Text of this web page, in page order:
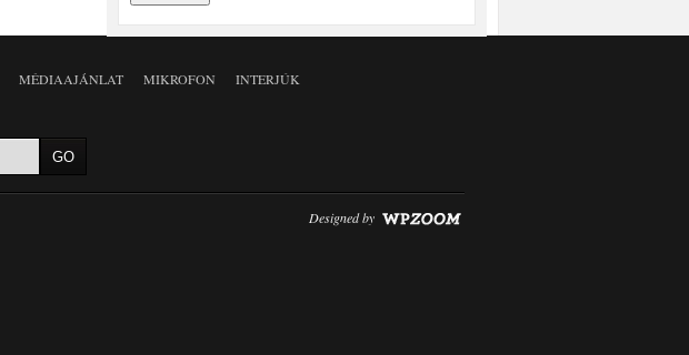
MÉDIAAJÁNLAT MIKROFON INTERJÚK
Designed by